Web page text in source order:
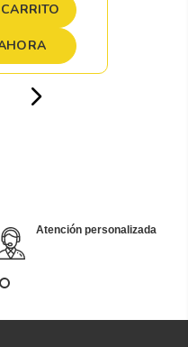
Atención personalizada